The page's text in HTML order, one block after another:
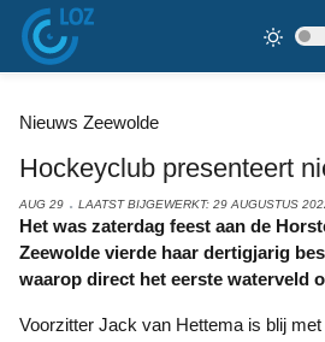
Nieuws Zeewolde
Hockeyclub presenteert
AUG 29 LAATST BIJGEWERKT: 29 AUGUSTUS
Het was zaterdag feest aan de Horsterweg. Hockeyclub
Zeewolde vierde haar dertigjarig
waarop direct het eerste waterveld
Voorzitter Jack van Hettema is blij met deze nieuwe